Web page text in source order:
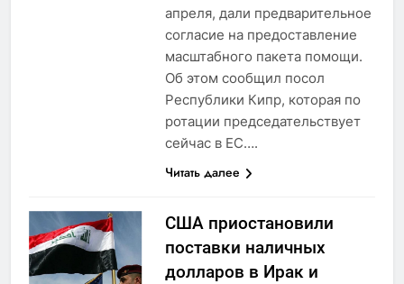
апреля, дали предварительное
согласие на предоставление
масштабного пакета помощи.
Об этом сообщил посол
Республики Кипр, которая по
ротации председательствует
сейчас в ЕС….
Читать далее
США приостановили
поставки наличных
долларов в Ирак и